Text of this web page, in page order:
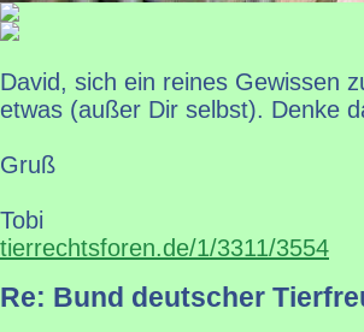
David, sich ein reines Gewissen
etwas (außer Dir selbst). Denke
Gruß
Tobi
tierrechtsforen.de/1/3311/3554
Re: Bund deutscher